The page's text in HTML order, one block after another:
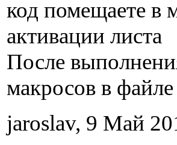
код помещаете в
активации листа
После
макросов в файле
jaroslav, 9 Май